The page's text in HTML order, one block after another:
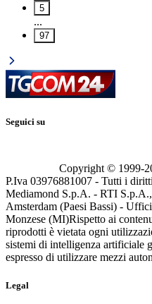
5
...
97
Seguici su
Copyright © 1999-
P.Iva 03976881007 - Tutti i
Mediamond S.p.A. - RTI
Amsterdam (Paesi Bassi) -
Monzese (MI)Rispetto ai
riprodotti è vietata ogni
sistemi di intelligenza artificiale
espresso di utilizzare mezzi
Legal